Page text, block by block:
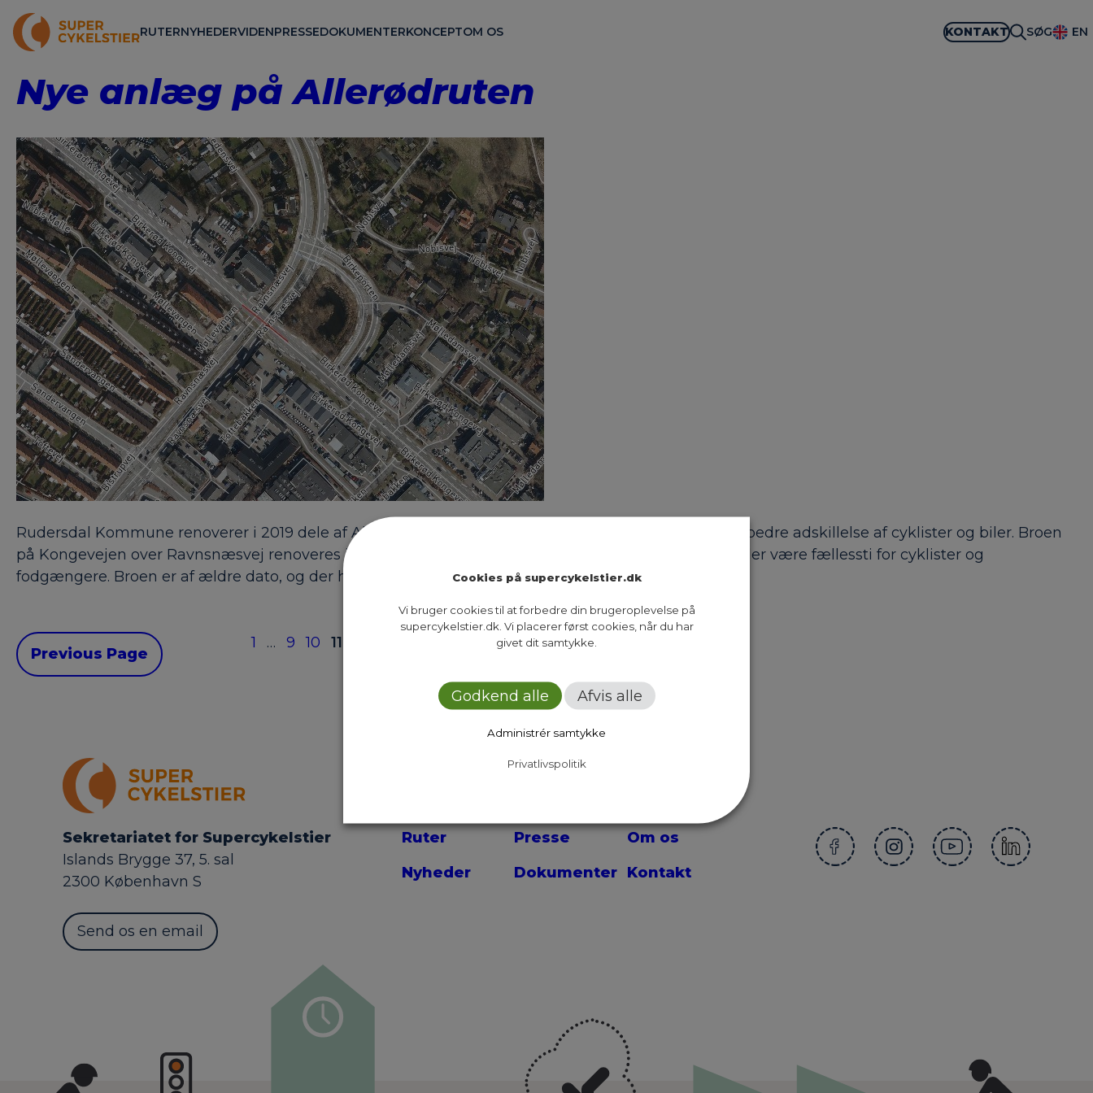
RUTERNYHEDERVIDENPRESSEDOKUMENTERKONCEPTOM OS KONTAKT SØG EN
Nye anlæg på Allerødruten
Rudersdal Kommune renoverer i 2019 dele af Allerødruten, der blandt andet får bredere cykelsti og bedre adskillelse af cyklister og biler. Broen
på Kongevejen over Ravnsnæsvej renoveres i perioden medio april til medio oktober. I perioden vil der være fællessti for cyklister og
fodgængere. Broen er af ældre dato, og der har indtil nu ikke været…
Previous Page
1 … 9 10 11
Next Page
Sekretariatet for Supercykelstier
Islands Brygge 37, 5. sal
2300 København S
Send os en email
Ruter
Nyheder
Presse
Dokumenter
Om os
Kontakt
Cookies på supercykelstier.dk
Vi bruger cookies til at forbedre din brugeroplevelse på
supercykelstier.dk. Vi placerer først cookies, når du har
givet dit samtykke.
Godkend alle Afvis alle
Administrér samtykke
Privatlivspolitik